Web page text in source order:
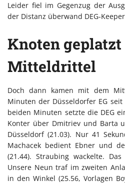
Leider fiel im Gegenzug der
der Distanz überwand DEG-
Knoten
Mitteldrittel
Doch dann kamen mit dem
Minuten der Düsseldorfer EG
beiden Minuten setzte die DEG
Konter über Dmitriev und Barta
Düsseldorf (21.03). Nur 41
Machacek bedient Ebner und
(21.44). Straubing wackelte.
Unsere Neun traf im zweiten
in den Winkel (25.56, Vorlagen